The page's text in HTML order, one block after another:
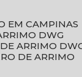
EM CAMPINAS
DWG
ARRIMO
DE ARRIMO